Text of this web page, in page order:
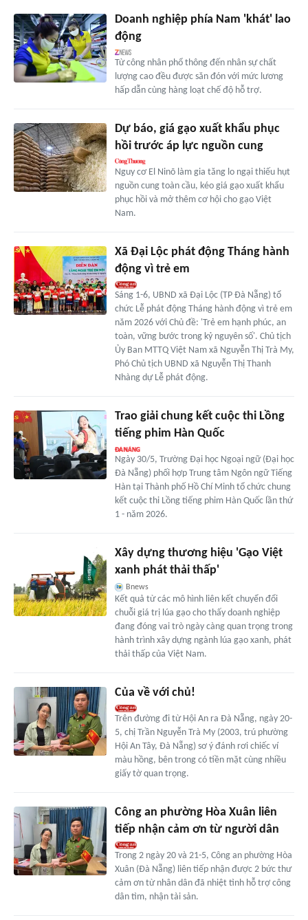
Doanh nghiệp phía Nam 'khát' lao
động
Từ công nhân phổ thông đến nhân sự chất
lượng cao đều được săn đón với mức lương
hấp dẫn cùng hàng loạt chế độ hỗ trợ.
Dự báo, giá gạo xuất khẩu phục
hồi trước áp lực nguồn cung
Nguy cơ El Ninõ làm gia tăng lo ngại thiếu hụt
nguồn cung toàn cầu, kéo giá gạo xuất khẩu
phục hồi và mở thêm cơ hội cho gạo Việt
Nam.
Xã Đại Lộc phát động Tháng hành
động vì trẻ em
Sáng 1-6, UBND xã Đại Lộc (TP Đà Nẵng) tổ
chức Lễ phát động Tháng hành động vì trẻ em
năm 2026 với Chủ đề: 'Trẻ em hạnh phúc, an
toàn, vững bước trong kỷ nguyên số'. Chủ tịch
Ủy Ban MTTQ Việt Nam xã Nguyễn Thị Trà My,
Phó Chủ tịch UBND xã Nguyễn Thị Thanh
Nhàng dự Lễ phát động.
Trao giải chung kết cuộc thi Lồng
tiếng phim Hàn Quốc
Ngày 30/5, Trường Đại học Ngoại ngữ (Đại học
Đà Nẵng) phối hợp Trung tâm Ngôn ngữ Tiếng
Hàn tại Thành phố Hồ Chí Minh tổ chức chung
kết cuộc thi Lồng tiếng phim Hàn Quốc lần thứ
1 - năm 2026.
Xây dựng thương hiệu 'Gạo Việt
xanh phát thải thấp'
Bnews
Kết quả từ các mô hình liên kết chuyển đổi
chuỗi giá trị lúa gạo cho thấy doanh nghiệp
đang đóng vai trò ngày càng quan trọng trong
hành trình xây dựng ngành lúa gạo xanh, phát
thải thấp của Việt Nam.
Của về với chủ!
Trên đường đi từ Hội An ra Đà Nẵng, ngày 20-
5, chị Trần Nguyễn Trà My (2003, trú phường
Hội An Tây, Đà Nẵng) sơ ý đánh rơi chiếc ví
màu hồng, bên trong có tiền mặt cùng nhiều
giấy tờ quan trọng.
Công an phường Hòa Xuân liên
tiếp nhận cảm ơn từ người dân
Trong 2 ngày 20 và 21-5, Công an phường Hòa
Xuân (Đà Nẵng) liên tiếp nhận được 2 bức thư
cảm ơn từ nhân dân đã nhiệt tình hỗ trợ công
dân tìm, nhận tài sản.